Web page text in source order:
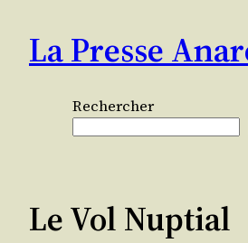
contenu
La Presse
Rechercher
Le Vol Nuptial